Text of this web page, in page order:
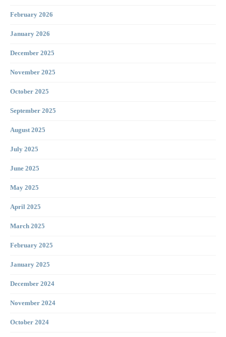
February 2026
January 2026
December 2025
November 2025
October 2025
September 2025
August 2025
July 2025
June 2025
May 2025
April 2025
March 2025
February 2025
January 2025
December 2024
November 2024
October 2024